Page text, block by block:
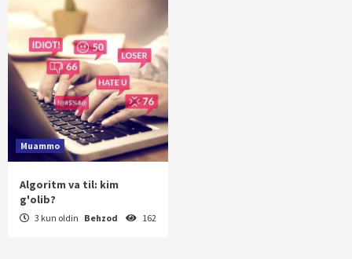
Muammo
Algoritm va til: kim
g'olib?
3 kun oldin Behzod 162